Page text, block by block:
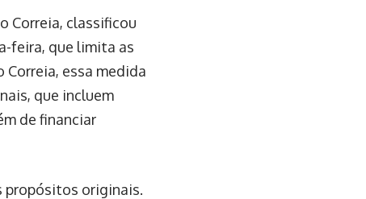
Correia, classificou
feira, que limita as
essa medida
que incluem
de financiar
propósitos originais.